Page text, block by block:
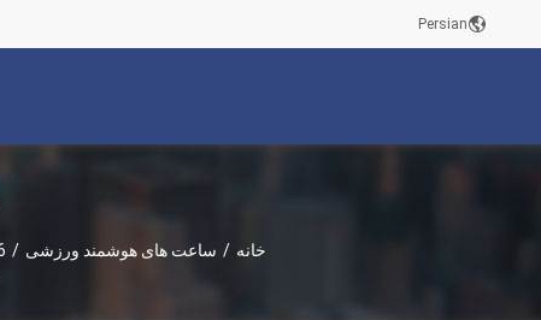
Persian
خانه / ساعت های هوشمند ورزشی /